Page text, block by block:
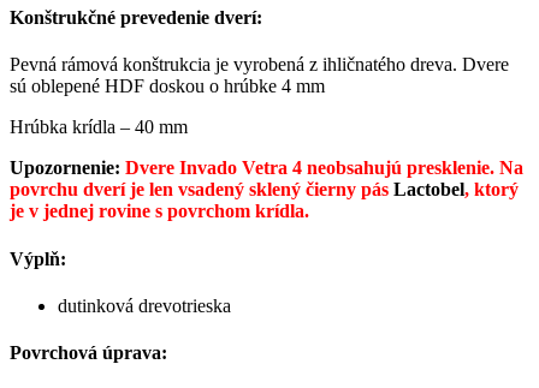
Konštrukčné prevedenie dverí:
Pevná rámová konštrukcia je vyrobená z ihličnatého dreva. Dvere
sú oblepené HDF doskou o hrúbke 4 mm
Hrúbka krídla – 40 mm
Upozornenie: Dvere Invado Vetra 4 neobsahujú presklenie. Na
povrchu dverí je len vsadený sklený čierny pás Lactobel, ktorý
je v jednej rovine s povrchom krídla.
Výplň:
dutinková drevotrieska
Povrchová úprava: